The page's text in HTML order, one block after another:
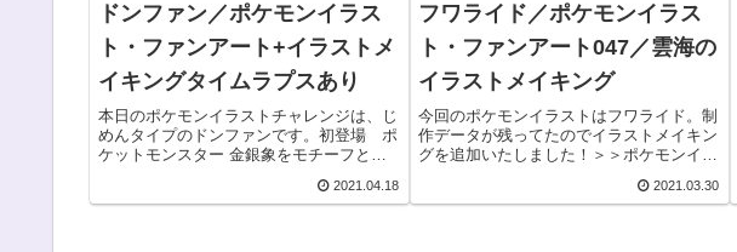
ドンファン／ポケモンイラス
ト・ファンアート+イラストメ
イキングタイムラプスあり
本日のポケモンイラストチャレンジは、じ
めんタイプのドンファンです。初登場 ポ
ケットモンスター 金銀象をモチーフとし
ら一転、よろいポケモンの名に相応しいた
2021.04.18
フワライド／ポケモンイラス
ト・ファンアート047／雲海の
イラストメイキング
今回のポケモンイラストはフワライド。制
作データが残ってたのでイラストメイキン
グを追加いたしました！＞＞ポケモンイラ
登場は、ポケットモンスター、ダイヤモン
2021.03.30